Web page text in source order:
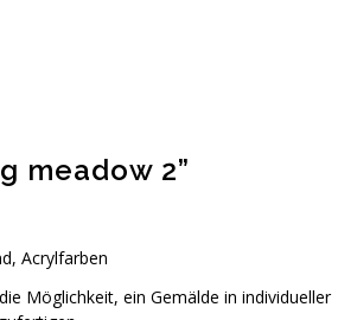
meadow 2”
Acrylfarben
Möglichkeit, ein Gemälde in individueller